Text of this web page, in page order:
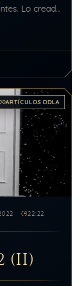
Lo creado
ARTÍCULOS DDLA
22:22
(II)